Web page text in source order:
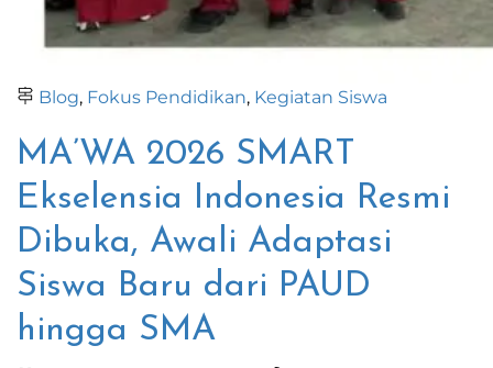
Blog, Fokus Pendidikan, Kegiatan Siswa
MA’WA 2026 SMART
Ekselensia Indonesia Resmi
Dibuka, Awali Adaptasi
Siswa Baru dari PAUD
hingga SMA